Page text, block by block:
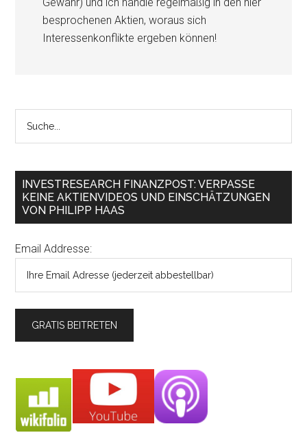
besprochenen Aktien, woraus sich
Interessenkonflikte ergeben können!
INVESTRESEARCH FINANZPOST: VERPASSE
KEINE AKTIENVIDEOS UND EINSCHÄTZUNGEN
VON PHILIPP HAAS
Email Addresse: